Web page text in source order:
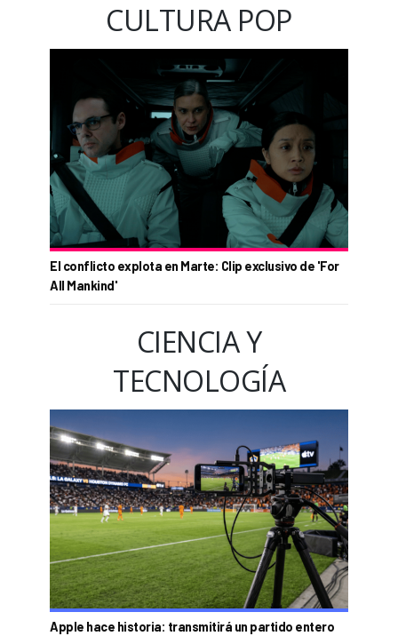
CULTURA POP
El conflicto explota en Marte: Clip exclusivo de 'For
All Mankind'
CIENCIA Y
TECNOLOGÍA
Apple hace historia: transmitirá un partido entero